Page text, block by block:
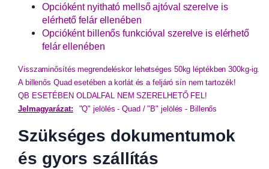
Opcióként nyitható mellső ajtóval szerelve is
elérhető felár ellenében
Opcióként billenős funkcióval szerelve is elérhető
felár ellenében
Visszaminősítés megrendeléskor lehetséges 50kg léptékben 300kg-ig.
A billenős Quad esetében a korlát és a feljáró sín nem tartozék!
QB ESETÉBEN OLDALFAL NEM SZERELHETŐ FEL!
Jelmagyarázat:
"Q" jelölés - Quad / "B" jelölés - Billenős
Szükséges dokumentumok
és gyors szállítás